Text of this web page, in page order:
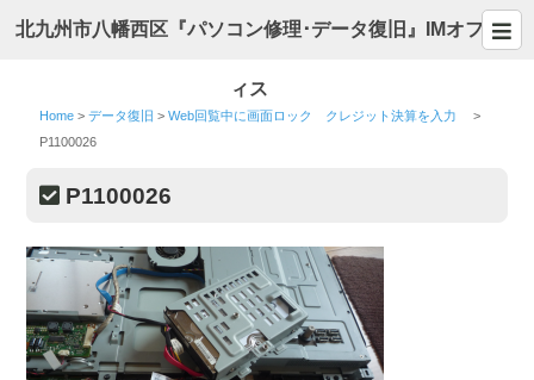
北九州市八幡西区『パソコン修理･データ復旧』IMオフ
ィス
Home >データ復旧 >Web回覧中に画面ロック クレジット決算を入力
>
P1100026
P1100026